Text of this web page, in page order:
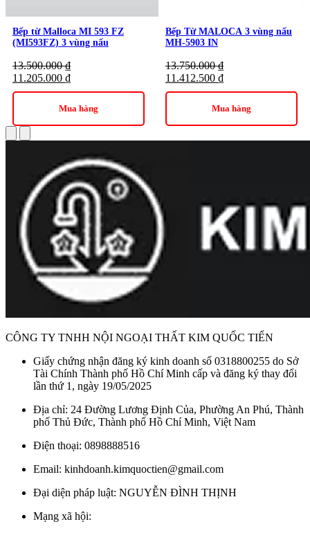
Bếp từ Malloca MI 593 FZ
(MI593FZ) 3 vùng nấu
13.500.000₫
11.205.000 ₫
Mua hàng
Bếp Từ MALOCA 3 vùng nấu
MH-5903 IN
13.750.000₫
11.412.500 ₫
Mua hàng
CÔNG TY TNHH NỘI NGOẠI THẤT KIM QUỐC TIẾN
Giấy chứng nhận đăng ký kinh doanh số 0318800255 do Sở
Tài Chính Thành phố Hồ Chí Minh cấp và đăng ký thay đổi
lần thứ 1, ngày 19/05/2025
Địa chỉ: 24 Đường Lương Định Của, Phường An Phú, Thành
phố Thủ Đức, Thành phố Hồ Chí Minh, Việt Nam
Điện thoại: 0898888516
Email: kinhdoanh.kimquoctien@gmail.com
Đại diện pháp luật: NGUYỄN ĐÌNH THỊNH
Mạng xã hội: